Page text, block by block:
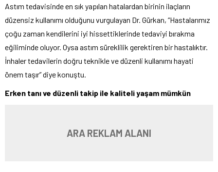
Astım tedavisinde en sık yapılan hatalardan birinin ilaçların
düzensiz kullanımı olduğunu vurgulayan Dr. Gürkan, “Hastalarımız
çoğu zaman kendilerini iyi hissettiklerinde tedaviyi bırakma
eğiliminde oluyor. Oysa astım süreklilik gerektiren bir hastalıktır.
İnhaler tedavilerin doğru teknikle ve düzenli kullanımı hayati
önem taşır” diye konuştu.
Erken tanı ve düzenli takip ile kaliteli yaşam mümkün
ARA REKLAM ALANI